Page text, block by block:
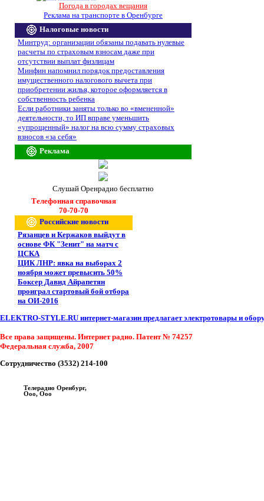
Погода в городах вещания
Реклама на транспорте в Оренбурге
Налоговые новости
Минтруд: организации обязаны подавать нулевые
расчеты по страховым взносам даже при
отсутствии выплат физлицам
Минфин напомнил порядок предоставления
имущественного налогового вычета при
приобретении жилья, которое оформляется в
собственность ребенка
Если работники заняты только во «вмененной»
деятельности, то ИП вправе уменьшить
«упрощенный» налог на всю сумму страховых
взносов «за себя»
Реклама
Слушай Оренрадио бесплатно
Телефонная справочная
70-70-70
Российские новости
Рязанцев и Кержаков выйдут в
основе ФК "Зенит" на матч с
ЦСКА
ЦИК ЛНР: явка на выборах 2
ноября может превысить 50%
Боксер Давид Айрапетян
проиграл стартовый бой отбора
на ОИ-2016
ELEKTRO-STYLE.RU интернет-магазин предлагает электротовары и
Все права защищены. Интернет радио. Патент № 74257
Федеральная служба, 2007
Сотрудничество (3532) 214-100
Телерадио Оренбург,
Ооо, Ооо